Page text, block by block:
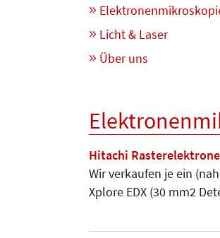
Licht & Laser
Über uns
Hitachi
Wir verkaufen je ein
Xplore EDX (30 mm2